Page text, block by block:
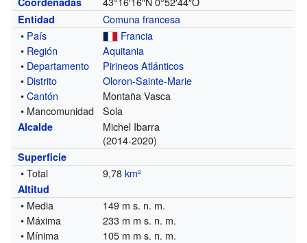
Entidad
Comuna francesa
• País
Francia
• Región
Aquitania
• Departamento
Pirineos Atlánticos
• Distrito
Oloron-Sainte-Marie
•Cantón
Montaña Vasca
• Mancomunidad
Sola
Alcalde
Michel Ibarra
(2014-2020)
Superficie
• Total 9,78km²
Altitud
• Media
149 m s. n. m.
• Máxima
233 m m s. n. m.
• Mínima
105 m m s. n. m.